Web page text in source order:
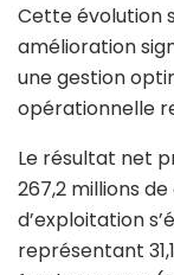
Cette évolution
amélioration
une gestion
opérationnelle
Le résultat net
267,2 millions
d’exploitation
représentant